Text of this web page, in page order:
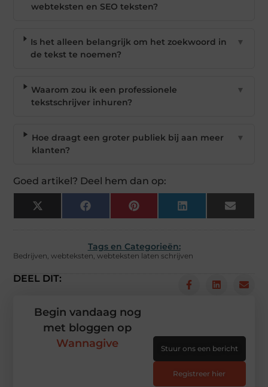
webteksten en SEO teksten?
Is het alleen belangrijk om het zoekwoord in
de tekst te noemen?
▼
Waarom zou ik een professionele
tekstschrijver inhuren?
▼
Hoe draagt een groter publiek bij aan meer
klanten?
▼
Goed artikel? Deel hem dan op:
X
(Twitter)
Facebook Pinterest LinkedIn Email
Tags en Categorieën:
Bedrijven,webteksten,webteksten laten schrijven
DEEL DIT:
Begin vandaag nog
met bloggen op
Wannagive
Stuur ons een bericht
Registreer hier